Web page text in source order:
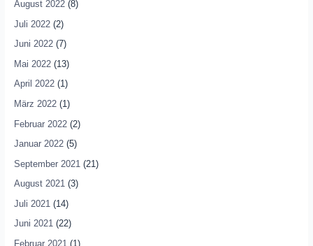
August 2022(8)
Juli 2022(2)
Juni 2022(7)
Mai 2022(13)
April 2022(1)
März 2022(1)
Februar 2022(2)
Januar 2022(5)
September 2021 (21)
August 2021(3)
Juli 2021 (14)
Juni 2021(22)
Februar 2021 (1)